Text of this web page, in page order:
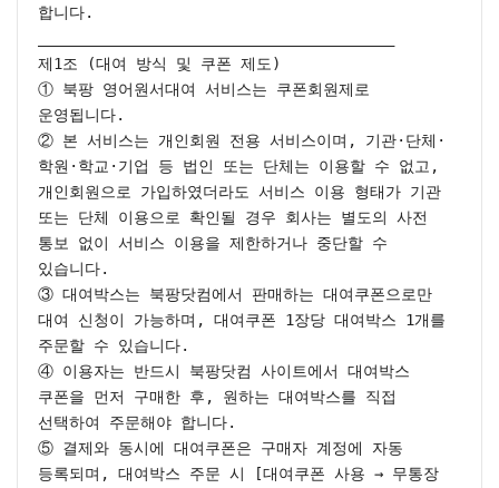
합니다.
제1조 (대여 방식 및 쿠폰 제도)
① 북팡 영어원서대여 서비스는 쿠폰회원제로
운영됩니다.
② 본 서비스는 개인회원 전용 서비스이며, 기관·단체·
학원·학교·기업 등 법인 또는 단체는 이용할 수 없고,
개인회원으로 가입하였더라도 서비스 이용 형태가 기관
또는 단체 이용으로 확인될 경우 회사는 별도의 사전
통보 없이 서비스 이용을 제한하거나 중단할 수
있습니다.
③ 대여박스는 북팡닷컴에서 판매하는 대여쿠폰으로만
대여 신청이 가능하며, 대여쿠폰 1장당 대여박스 1개를
주문할 수 있습니다.
④ 이용자는 반드시 북팡닷컴 사이트에서 대여박스
쿠폰을 먼저 구매한 후, 원하는 대여박스를 직접
선택하여 주문해야 합니다.
⑤ 결제와 동시에 대여쿠폰은 구매자 계정에 자동
등록되며, 대여박스 주문 시 [대여쿠폰 사용 → 무통장